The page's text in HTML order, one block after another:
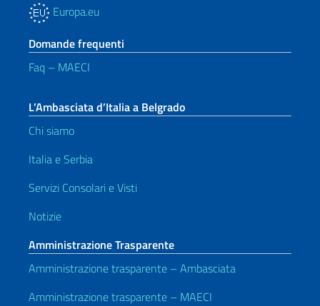
Europa.eu
Domande frequenti
Faq – MAECI
L’Ambasciata d’Italia a Belgrado
Chi siamo
Italia e Serbia
Servizi Consolari e Visti
Notizie
Amministrazione Trasparente
Amministrazione trasparente – Ambasciata
Amministrazione trasparente – MAECI